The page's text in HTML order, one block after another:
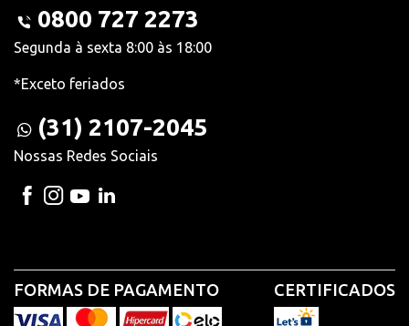
0800 727 2273
Segunda à sexta 8:00 às 18:00
*Exceto feriados
(31) 2107-2045
Nossas Redes Sociais
FORMAS DE PAGAMENTO CERTIFICADOS